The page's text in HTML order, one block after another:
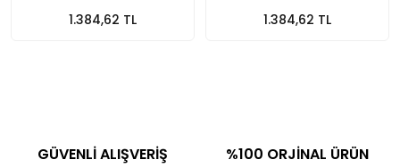
1.384,62 TL 1.384,62 TL
GÜVENLİ ALIŞVERİŞ %100 ORJİNAL ÜRÜN